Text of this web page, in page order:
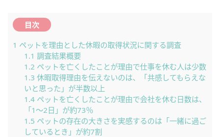
目次
1 ペットを理由とした休暇の取得状況に関する調査
1.1 調査結果概要
1.2 ペットを亡くしたことが理由で仕事を休む人は少数
1.3 休暇取得理由を伝えないのは、「共感してもらえな
いと思った」が半数以上
1.4ペットを亡くしたことが理由で会社を休む日数は、
「1～2日」が約73％
1.5 ペットの存在の大きさを実感するのは「一緒に過ご
しているとき」が約7割